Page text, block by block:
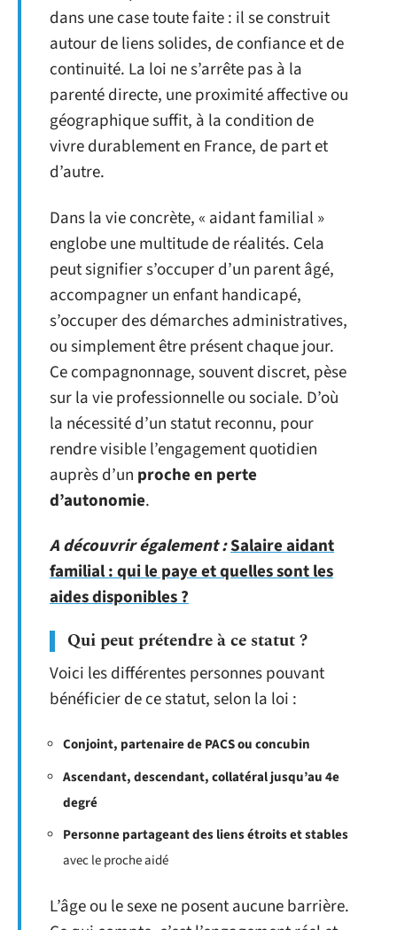
dans une case toute faite : il se construit
autour de liens solides, de confiance et de
continuité. La loi ne s’arrête pas à la
parenté directe, une proximité affective ou
géographique suffit, à la condition de
vivre durablement en France, de part et
d’autre.
Dans la vie concrète, « aidant familial »
englobe une multitude de réalités. Cela
peut signifier s’occuper d’un parent âgé,
accompagner un enfant handicapé,
s’occuper des démarches administratives,
ou simplement être présent chaque jour.
Ce compagnonnage, souvent discret, pèse
sur la vie professionnelle ou sociale. D’où
la nécessité d’un statut reconnu, pour
rendre visible l’engagement quotidien
auprès d’un proche en perte
d’autonomie.
A découvrir également :Salaire aidant
familial : qui le paye et quelles sont les
aides disponibles ?
Qui peut prétendre à ce statut ?
Voici les différentes personnes pouvant
bénéficier de ce statut, selon la loi :
Conjoint, partenaire de PACS ou concubin
Ascendant, descendant, collatéral jusqu’au 4e
degré
Personne partageant des liens étroits et stables
avec le proche aidé
L’âge ou le sexe ne posent aucune barrière.